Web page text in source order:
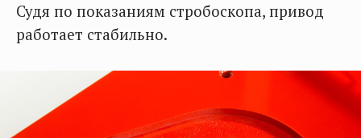
Судя по показаниям стробоскопа, привод
работает стабильно.